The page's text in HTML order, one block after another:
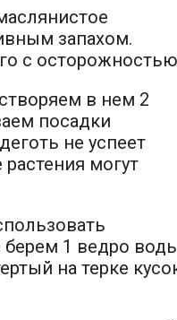
запахом.
с
в нем 2
посадки
не успеет
могут
1 ведро
на терке